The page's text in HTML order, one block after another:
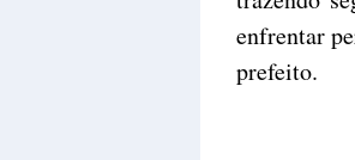
enfrentar
prefeito.